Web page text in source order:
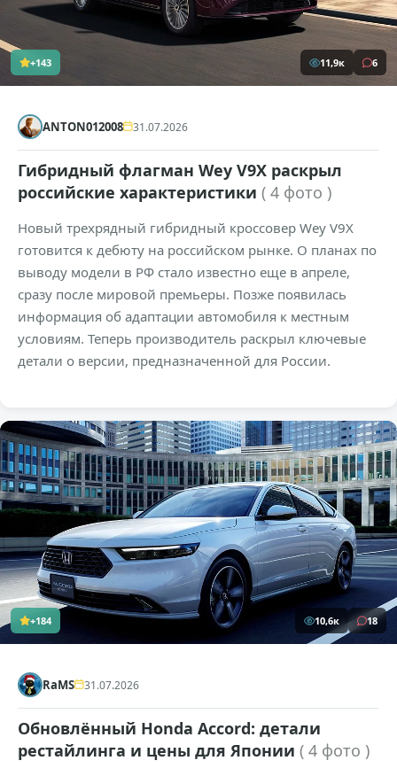
+143 11,9к 6
ANTON012008 31.07.2026
Гибридный флагман Wey V9X раскрыл
российские характеристики ( 4 фото )
Новый трехрядный гибридный кроссовер Wey V9X
готовится к дебюту на российском рынке. О планах по
выводу модели в РФ стало известно еще в апреле,
сразу после мировой премьеры. Позже появилась
информация об адаптации автомобиля к местным
условиям. Теперь производитель раскрыл ключевые
детали о версии, предназначенной для России.
+184 10,6к 18
RaMS 31.07.2026
Обновлённый Honda Accord: детали
рестайлинга и цены для Японии ( 4 фото )